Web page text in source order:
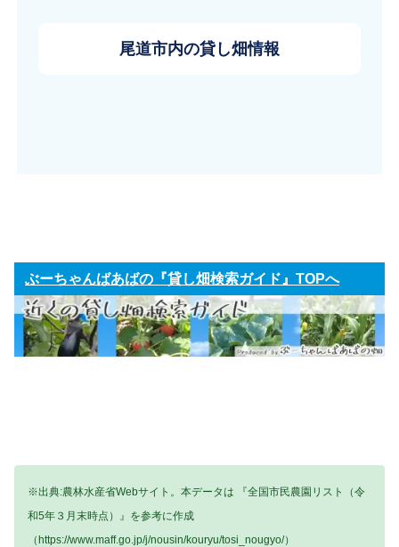
尾道市内の貸し畑情報
ぶーちゃんばあばの『貸し畑検索ガイド』TOPへ
※出典:農林水産省Webサイト。本データは 『全国市民農園リスト（令
和5年３月末時点）』を参考に作成
（https://www.maff.go.jp/j/nousin/kouryu/tosi_nougyo/）